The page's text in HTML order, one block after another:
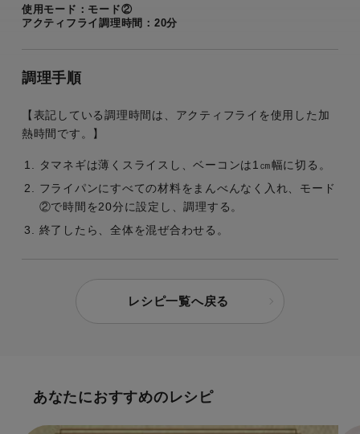
使用モード：モード②
アクティフライ調理時間：20分
調理手順
【表記している調理時間は、アクティフライを使用した加
熱時間です。】
タマネギは薄くスライスし、ベーコンは1㎝幅に切る。
フライパンにすべての材料をまんべんなく入れ、モード
②で時間を20分に設定し、調理する。
終了したら、全体を混ぜ合わせる。
レシピ一覧へ戻る
あなたにおすすめのレシピ